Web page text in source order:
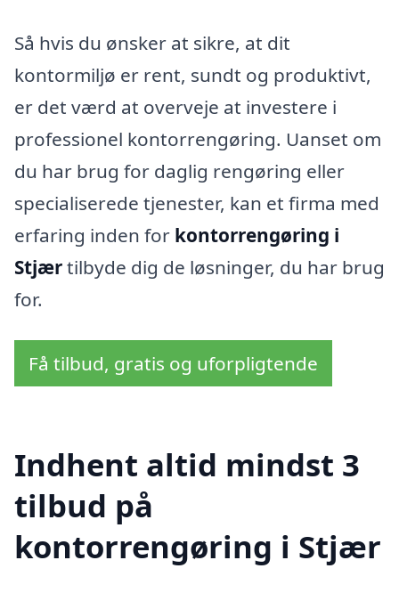
Så hvis du ønsker at sikre, at dit
kontormiljø er rent, sundt og produktivt,
er det værd at overveje at investere i
professionel kontorrengøring. Uanset om
du har brug for daglig rengøring eller
specialiserede tjenester, kan et firma med
erfaring inden for kontorrengøring i
Stjærtilbyde dig de løsninger, du har brug
for.
Få tilbud, gratis og uforpligtende
Indhent altid mindst 3
tilbud på
kontorrengøring i Stjær